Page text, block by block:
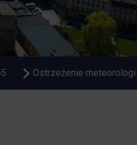
Czasowa zmiana